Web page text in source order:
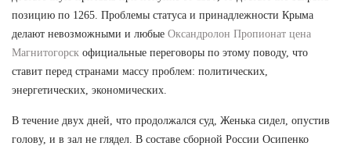
позицию по 1265. Проблемы статуса и принадлежности Крыма
делают невозможными и любые Оксандролон Пропионат цена
Магнитогорск официальные переговоры по этому поводу, что
ставит перед странами массу проблем: политических,
энергетических, экономических.
В течение двух дней, что продолжался суд, Женька сидел, опустив
голову, и в зал не глядел. В составе сборной России Осипенко